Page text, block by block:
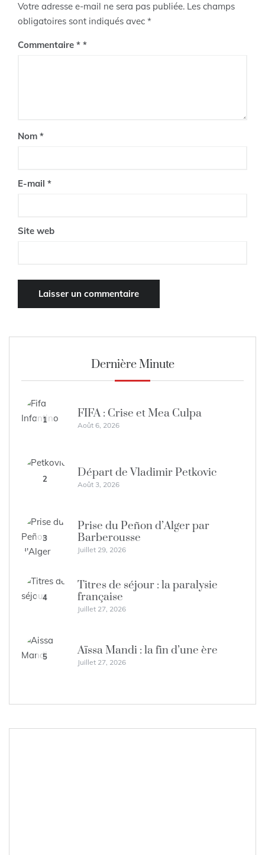
Votre adresse e-mail ne sera pas publiée. Les champs
obligatoires sont indiqués avec *
Commentaire *
Nom *
E-mail *
Site web
Dernière Minute
1 FIFA : Crise et Mea Culpa
Août 6, 2026
2 Départ de Vladimir Petkovic
Août 3, 2026
3
Prise du Peñon d’Alger par
Barberousse
Juillet 29, 2026
4
Titres de séjour : la paralysie
française
Juillet 27, 2026
5 Aïssa Mandi : la fin d’une ère
Juillet 27, 2026